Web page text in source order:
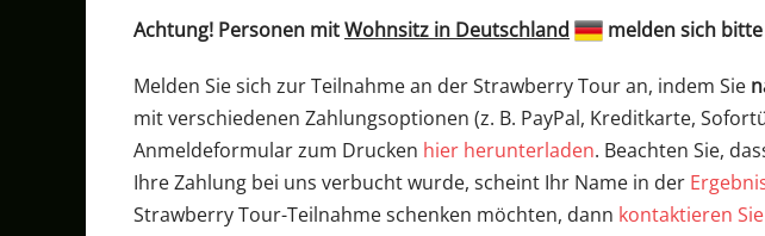
Achtung! Personen mitWohnsitz in Deutschland melden sich
Melden Sie sich zur Teilnahme an der Strawberry Tour an, indem Sie
mit verschiedenen Zahlungsoptionen (z. B. PayPal, Kreditkarte,
Anmeldeformular zum Drucken hier herunterladen. Beachten Sie,
Ihre Zahlung bei uns verbucht wurde, scheint Ihr Name in der
Strawberry Tour-Teilnahme schenken möchten, dann kontaktieren